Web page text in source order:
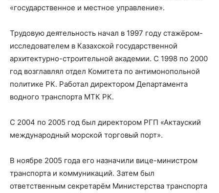
«государственное и местное управление».
Трудовую деятельность начал в 1997 году стажёром-
исследователем в Казахской государственной
архитектурно-строительной академии. С 1998 по 2000
год возглавлял отдел Комитета по антимонопольной
политике РК. Работал директором Департамента
водного транспорта МТК РК.
С 2004 по 2005 год был директором РГП «Актауский
международный морской торговый порт».
В ноябре 2005 года его назначили вице-министром
транспорта и коммуникаций. Затем был
ответственным секретарём Министерства транспорта